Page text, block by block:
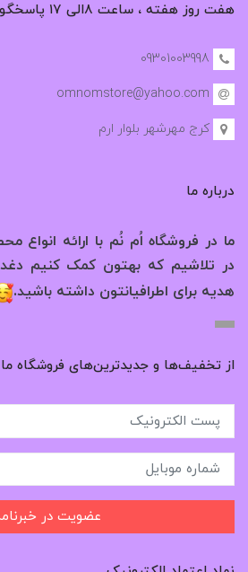
هفت روز هفته ، ساعت ۸الی ۱۷ پاسخگوی شما هستیم
09301003998
omnomstore@yahoo.com
کرج مهرشهر بلوار ارم
درباره ما
ما در فروشگاه اُم نُم با ارائه انواع
در تلاشیم که بهتون کمک کنیم
هدیه برای اطرافیانتون داشته باشید.
از تخفیف‌ها و جدیدترین‌های فروشگاه
عضویت در